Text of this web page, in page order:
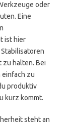
oder
Eine
ist hier
zu halten. Bei
einfach zu
produktiv
kurz kommt.
steht an